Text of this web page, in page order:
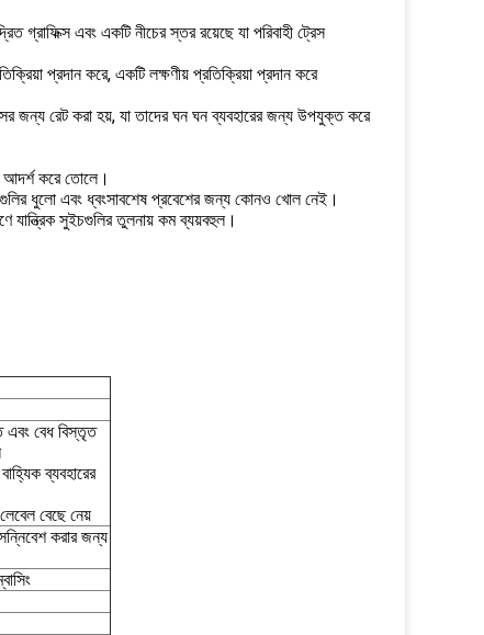
গ্রাফিক্স এবং একটি নীচের স্তর রয়েছে যা পরিবাহী ট্রেস
প্রদান করে, একটি লক্ষণীয় প্রতিক্রিয়া প্রদান করে
জন্য রেট করা হয়, যা তাদের ঘন ঘন ব্যবহারের জন্য উপযুক্ত করে
আদর্শ করে তোলে।
ধুলো এবং ধ্বংসাবশেষ প্রবেশের জন্য কোনও খোল নেই।
যান্ত্রিক সুইচগুলির তুলনায় কম ব্যয়বহুল।
এবং বেধ বিস্তৃত
ব্যবহারের
বেছে নেয়
করার জন্য